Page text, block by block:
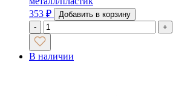
353 ₽
Добавить в корзину
-
+
В наличии